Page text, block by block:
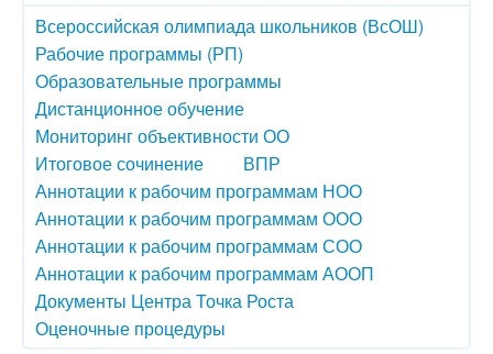
Всероссийская олимпиада школьников (ВсОШ)
Рабочие программы (РП)
Образовательные программы
Дистанционное обучение
Мониторинг объективности ОО
Итоговое сочинение
ВПР
Аннотации к рабочим программам НОО
Аннотации к рабочим программам ООО
Аннотации к рабочим программам СОО
Аннотации к рабочим программам АООП
Документы Центра Точка Роста
Оценочные процедуры